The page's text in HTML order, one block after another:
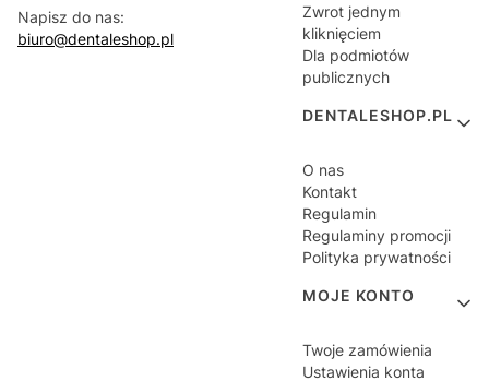
Napisz do nas:
biuro@dentaleshop.pl
Zwrot jednym
kliknięciem
Dla podmiotów
publicznych
DENTALESHOP.PL
O nas
Kontakt
Regulamin
Regulaminy promocji
Polityka prywatności
MOJE KONTO
Twoje zamówienia
Ustawienia konta